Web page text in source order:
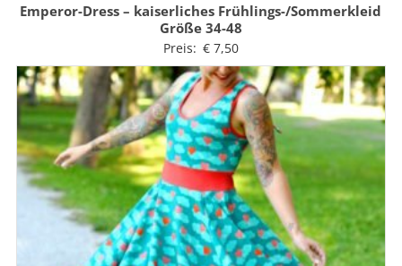
Emperor-Dress – kaiserliches Frühlings-/Sommerkleid
Größe 34-48
Preis: €7,50